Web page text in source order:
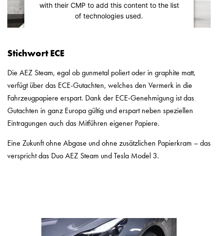
with their CMP to add this content to the list
of technologies used.
Stichwort ECE
Die AEZ Steam, egal ob gunmetal poliert oder in graphite matt,
verfügt über das ECE-Gutachten, welches den Vermerk in die
Fahrzeugpapiere erspart. Dank der ECE-Genehmigung ist das
Gutachten in ganz Europa gültig und erspart neben speziellen
Eintragungen auch das Mitführen eigener Papiere.
Eine Zukunft ohne Abgase und ohne zusätzlichen Papierkram – das
verspricht das Duo AEZ Steam und Tesla Model 3.